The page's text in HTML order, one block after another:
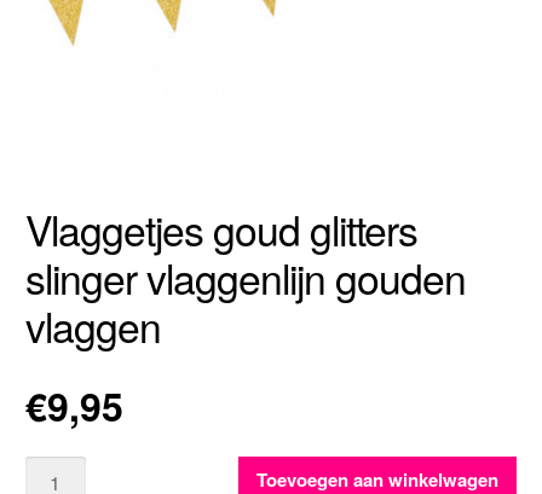
Vlaggetjes goud glitters
slinger vlaggenlijn gouden
vlaggen
€9,95
Toevoegen aan winkelwagen